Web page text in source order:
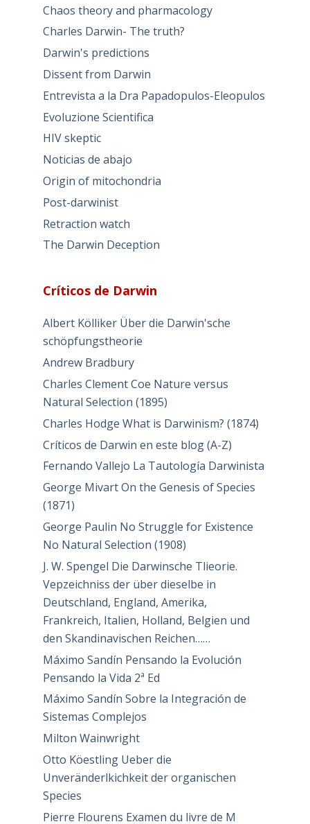
Chaos theory and pharmacology
Charles Darwin- The truth?
Darwin's predictions
Dissent from Darwin
Entrevista a la Dra Papadopulos-Eleopulos
Evoluzione Scientifica
HIV skeptic
Noticias de abajo
Origin of mitochondria
Post-darwinist
Retraction watch
The Darwin Deception
Críticos de Darwin
Albert Kölliker Über die Darwin'sche
schöpfungstheorie
Andrew Bradbury
Charles Clement Coe Nature versus
Natural Selection (1895)
Charles Hodge What is Darwinism? (1874)
Críticos de Darwin en este blog (A-Z)
Fernando Vallejo La Tautología Darwinista
George Mivart On the Genesis of Species
(1871)
George Paulin No Struggle for Existence
No Natural Selection (1908)
J. W. Spengel Die Darwinsche Tlieorie.
Vepzeichniss der über dieselbe in
Deutschland, England, Amerika,
Frankreich, Italien, Holland, Belgien und
den Skandinavischen Reichen……
Máximo Sandín Pensando la Evolución
Pensando la Vida 2ª Ed
Máximo Sandín Sobre la Integración de
Sistemas Complejos
Milton Wainwright
Otto Köestling Ueber die
Unveränderlkichkeit der organischen
Species
Pierre Flourens Examen du livre de M